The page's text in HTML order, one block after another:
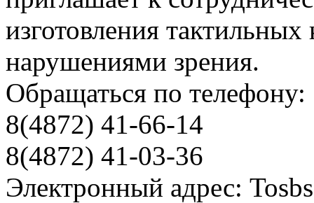
изготовления
нарушениями зрения.
Обращаться по телефону:
8(4872) 41-66-14
8(4872) 41-03-36
Электронный адрес: